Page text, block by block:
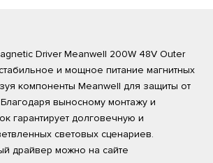
Driver Meanwell 200W 48V Outer
и мощное питание магнитных
компоненты Meanwell для защиты от
выносному монтажу и
гарантирует долговечную и
световых сценариев.
драйвер можно на сайте